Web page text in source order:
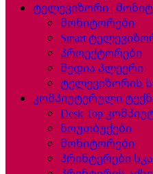
ტელევიზორი |
მონიტორები
Smart
პროექტორები
მედია პლეერი
ტელევიზორის
კომპიუტერული
Desk Top
ნოუთბუქები
მონიტორები
პრინტერები